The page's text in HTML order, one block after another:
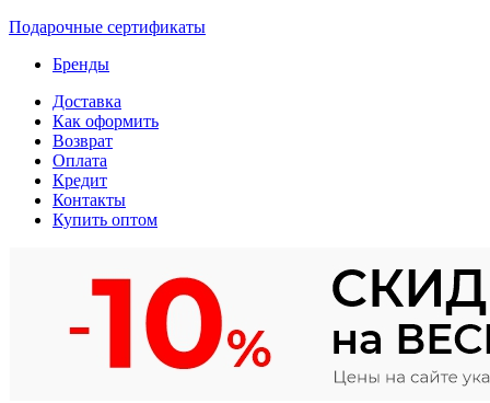
Подарочные сертификаты
Бренды
Доставка
Как оформить
Возврат
Оплата
Кредит
Контакты
Купить оптом